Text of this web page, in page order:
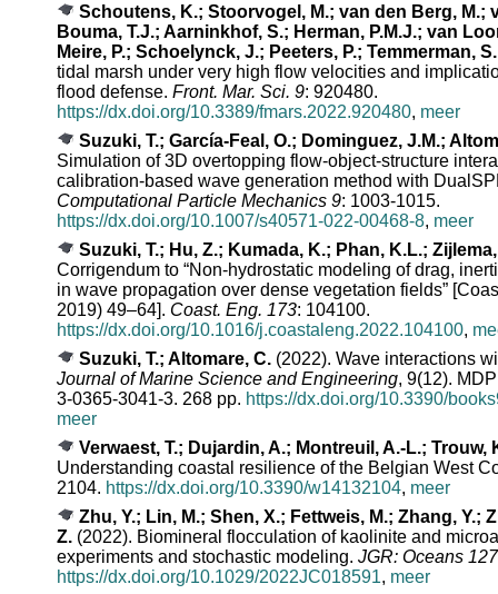
Schoutens, K.; Stoorvogel, M.; van den Berg, M.;
Bouma, T.J.; Aarninkhof, S.; Herman, P.M.J.; van
Meire, P.; Schoelynck, J.; Peeters, P.; Temmerman, S.
tidal marsh under very high flow velocities and
flood defense. Front. Mar. Sci. 9: 920480.
https://dx.doi.org/10.3389/fmars.2022.920480, meer
Suzuki, T.; García-Feal, O.; Dominguez, J.M.;
Simulation of 3D overtopping flow-object-structure
calibration-based wave generation method with
Computational Particle Mechanics 9: 1003-1015.
https://dx.doi.org/10.1007/s40571-022-00468-8, meer
Suzuki, T.; Hu, Z.; Kumada, K.; Phan, K.L.;
Corrigendum to “Non-hydrostatic modeling of drag,
in wave propagation over dense vegetation fields”
2019) 49–64]. Coast. Eng. 173: 104100.
https://dx.doi.org/10.1016/j.coastaleng.2022.104100,
Suzuki, T.; Altomare, C. (2022). Wave interactions
Journal of Marine Science and Engineering, 9(12).
3-0365-3041-3. 268 pp. https://dx.doi.org/10.3390/
meer
Verwaest, T.; Dujardin, A.; Montreuil, A.-L.; Trouw,
Understanding coastal resilience of the Belgian West
2104. https://dx.doi.org/10.3390/w14132104, meer
Zhu, Y.; Lin, M.; Shen, X.; Fettweis, M.; Zhang, Y.;
Z. (2022). Biomineral flocculation of kaolinite and
experiments and stochastic modeling. JGR: Oceans
https://dx.doi.org/10.1029/2022JC018591, meer